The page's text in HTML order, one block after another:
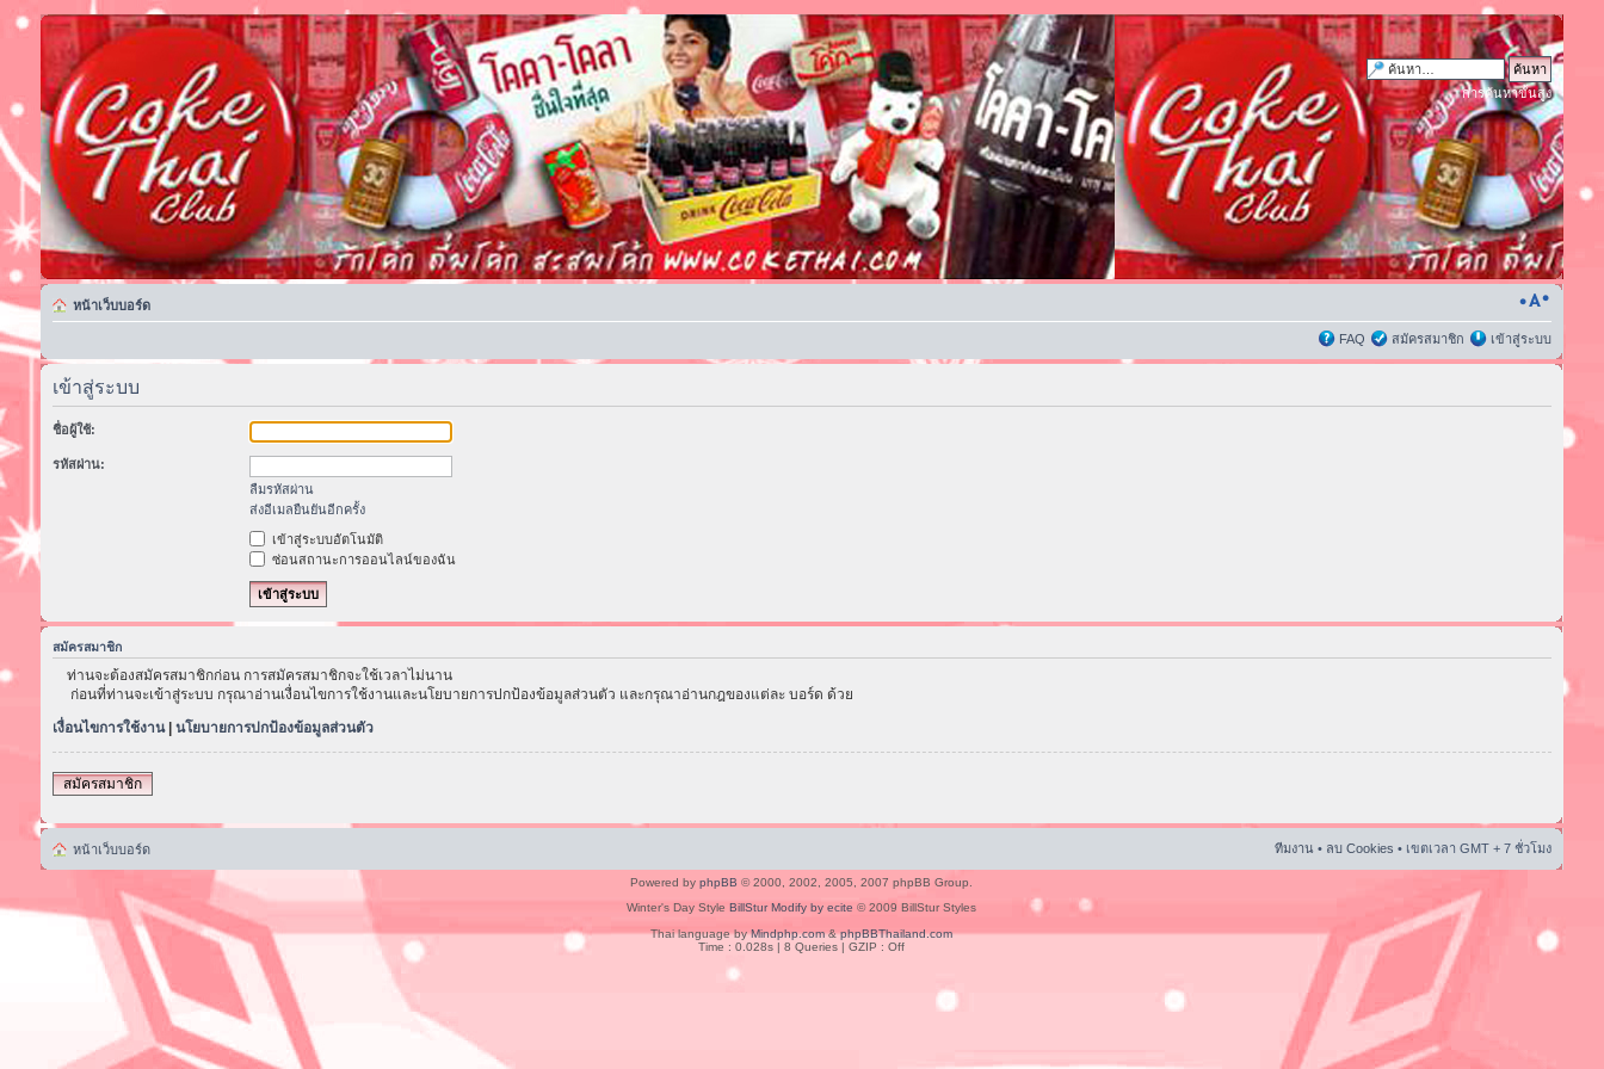
การค้นหาขั้นสูง
หน้าเว็บบอร์ด
FAQ สมัครสมาชิก เข้าสู่ระบบ
เข้าสู่ระบบ
ชื่อผู้ใช้:
รหัสผ่าน:
ลืมรหัสผ่าน
ส่งอีเมลยืนยันอีกครั้ง
เข้าสู่ระบบอัตโนมัติ
ซ่อนสถานะการออนไลน์ของฉัน
สมัครสมาชิก
ท่านจะต้องสมัครสมาชิกก่อน การสมัครสมาชิกจะใช้เวลาไม่นาน
ก่อนที่ท่านจะเข้าสู่ระบบ กรุณาอ่านเงื่อนไขการใช้งานและนโยบายการปกป้องข้อมูลส่วนตัว และกรุณาอ่านกฎของแต่ละ บอร์ด ด้วย
เงื่อนไขการใช้งาน| นโยบายการปกป้องข้อมูลส่วนตัว
สมัครสมาชิก
หน้าเว็บบอร์ด ทีมงาน • ลบ Cookies • เขตเวลา GMT + 7 ชั่วโมง
Powered byphpBB © 2000, 2002, 2005, 2007 phpBB Group.
Winter's Day StyleBillStur Modify by ecite © 2009 BillStur Styles
Thai language byMindphp.com&phpBBThailand.com
Time : 0.028s | 8 Queries | GZIP : Off